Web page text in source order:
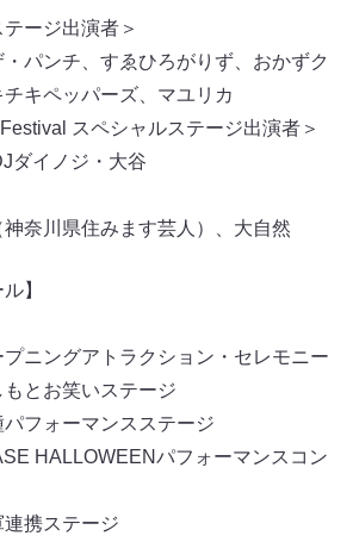
ージ出演者＞
パンチ、すゑひろがりず、おかずク
キペッパーズ、マユリカ
スペシャルステージ出演者＞
ダイノジ・大谷
奈川県住みます芸人）、大自然
】
ニングアトラクション・セレモニー
とお笑いステージ
フォーマンスステージ
HALLOWEENパフォーマンスコン
携ステージ